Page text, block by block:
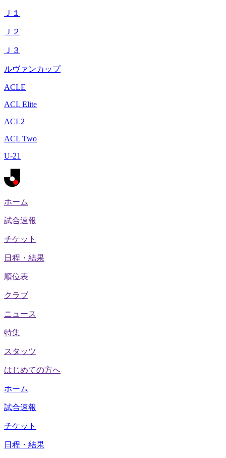
Ｊ１
Ｊ２
Ｊ３
ルヴァンカップ
ACLE
ACL Elite
ACL2
ACL Two
U-21
ホーム
試合速報
チケット
日程・結果
順位表
クラブ
ニュース
特集
スタッツ
はじめての方へ
ホーム
試合速報
チケット
日程・結果